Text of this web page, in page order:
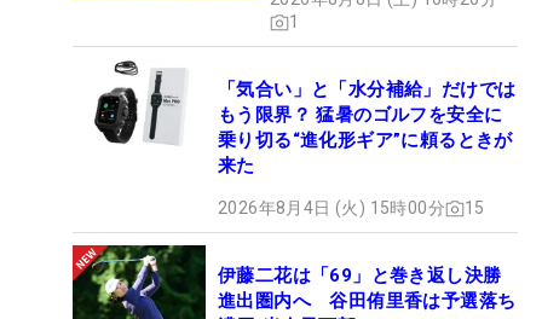
1
「気合い」と「水分補給」だけでは
もう限界？ 猛暑のゴルフを安全に
乗り切る“進化形ギア”に頼るときが
来た
2026年8月4日 (火) 15時00分 15
伊藤二花は「69」と巻き返し決勝
進出圏内へ 谷田侑里香は予選落ち